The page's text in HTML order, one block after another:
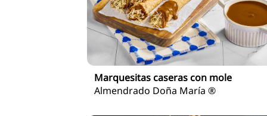
Marquesitas caseras con mole
Almendrado Doña María ®